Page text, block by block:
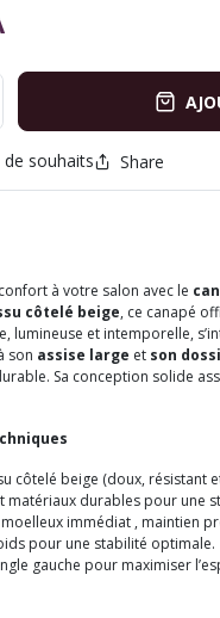
souhaits Share
à votre salon avec le
côtelé beige, ce canapé
lumineuse et intemporelle,
son assise large et son
Sa conception solide
côtelé beige (doux, résistant
matériaux durables pour une
immédiat , maintien
pour une stabilité optimale.
gauche pour maximiser